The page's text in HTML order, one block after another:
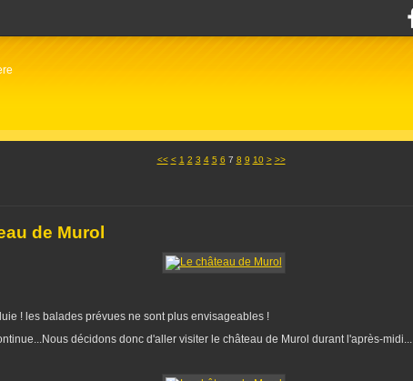
<< < 1 2 3 4 5 6 7 8 9 10 20
30
> >>
de Murol
! les balades prévues ne sont plus envisageables !
décidons donc d'aller visiter le château de Murol durant l'après-midi...